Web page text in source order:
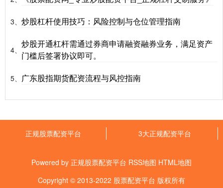
3、 炒股杠杆使用技巧：风险控制与仓位管理指南
4、
炒股开通杠杆需通过券商申请融资融券业务，满足资产
门槛后签署协议即可。
5、 广东股指期货配资流程与风控指南
正规股票配资平台 3大正规配资平台
Powered by 正规股票配资平台 RSS地图 HTML地图
Copyright © 2013-2022 股票配资平台 版权所有